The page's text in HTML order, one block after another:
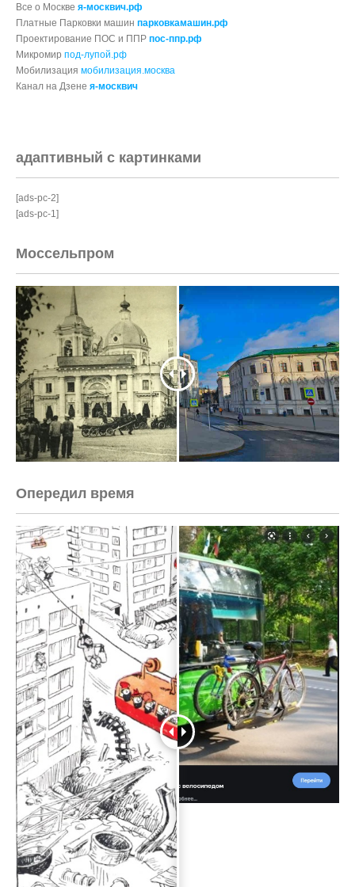
Все о Москве я-москвич.рф
Платные Парковки машин парковкамашин.рф
Проектирование ПОС и ППР пос-ппр.рф
Микромир под-лупой.рф
Мобилизация мобилизация.москва
Канал на Дзене я-москвич
адаптивный с картинками
[ads-pc-2]
[ads-pc-1]
Моссельпром
Опередил время